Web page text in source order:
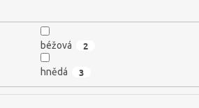
béžová 2
hnědá 3